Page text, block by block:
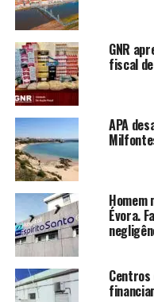
GNR
fiscal
APA
Homem
Évora.
Centros